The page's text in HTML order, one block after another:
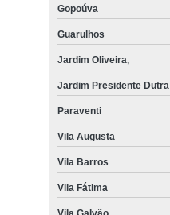
Gopoúva
Guarulhos
Jardim Oliveira,
Jardim Presidente Dutra
Paraventi
Vila Augusta
Vila Barros
Vila Fátima